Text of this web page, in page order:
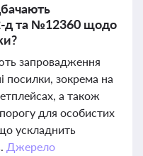
д та №12360 щодо
запровадження
посилки, зокрема на
а також
для особистих
ускладнить
Джерело